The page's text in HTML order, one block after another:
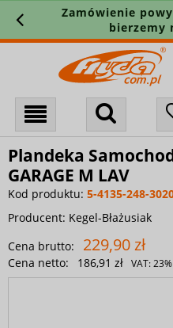
Zamówienie
bierzemy
Plandeka
GARAGE M LAV
Kod produktu: 5-4135-248-
Producent: Kegel-Błażusiak
Cena brutto:
229,90 zł
Cena netto: 186,91 zł VAT:23%